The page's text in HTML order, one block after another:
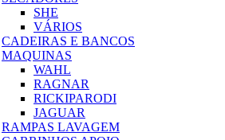
SHE
VÁRIOS
CADEIRAS E BANCOS
MAQUINAS
WAHL
RAGNAR
RICKIPARODI
JAGUAR
RAMPAS LAVAGEM